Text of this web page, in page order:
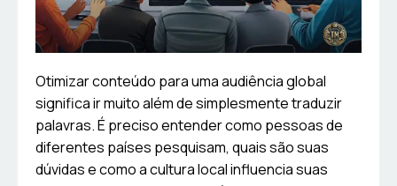
Otimizar conteúdo para uma audiência global
significa ir muito além de simplesmente traduzir
palavras. É preciso entender como pessoas de
diferentes países pesquisam, quais são suas
dúvidas e como a cultura local influencia suas